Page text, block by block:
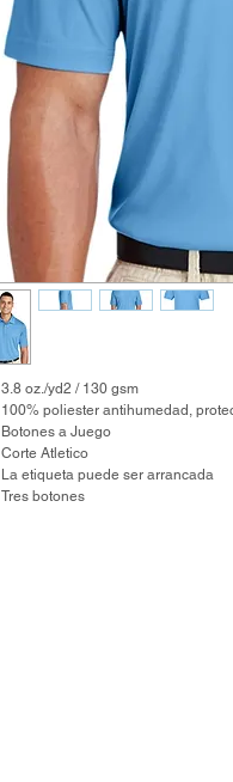
3.8 oz./yd2 / 130 gsm
100% poliester antihumedad,
Botones a Juego
Corte Atletico
La etiqueta puede ser arrancada
Tres botones